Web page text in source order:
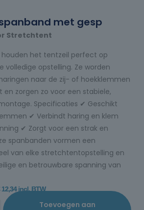
met gesp
Stretchtent
houden het tentzeil perfect op
volledige opstelling. Ze worden
naar de zij- of hoekklemmen
zorgen zo voor een stabiele,
Specificaties ✔ Geschikt
✔ Verbindt haring en klem
✔ Zorgt voor een strak en
spanbanden vormen een
van elke stretchtentopstelling en
en betrouwbare spanning van
12,34incl. BTW
Toevoegen aan